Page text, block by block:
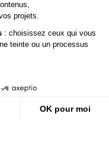
profilés aluminium
nous